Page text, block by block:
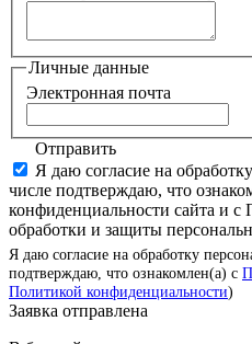
Личные данные
Электронная почта
Отправить
Я даю согласие на
числе подтверждаю, что
конфиденциальности сайта и
обработки и защиты
Я даю согласие на обработку
подтверждаю, что ознакомлен(а) с
Политикой конфиденциальности)
Заявка отправлена